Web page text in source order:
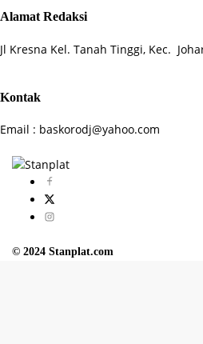
Alamat Redaksi
Jl Kresna Kel. Tanah Tinggi, Kec.
Kontak
Email : baskorodj@yahoo.com
© 2024 Stanplat.com